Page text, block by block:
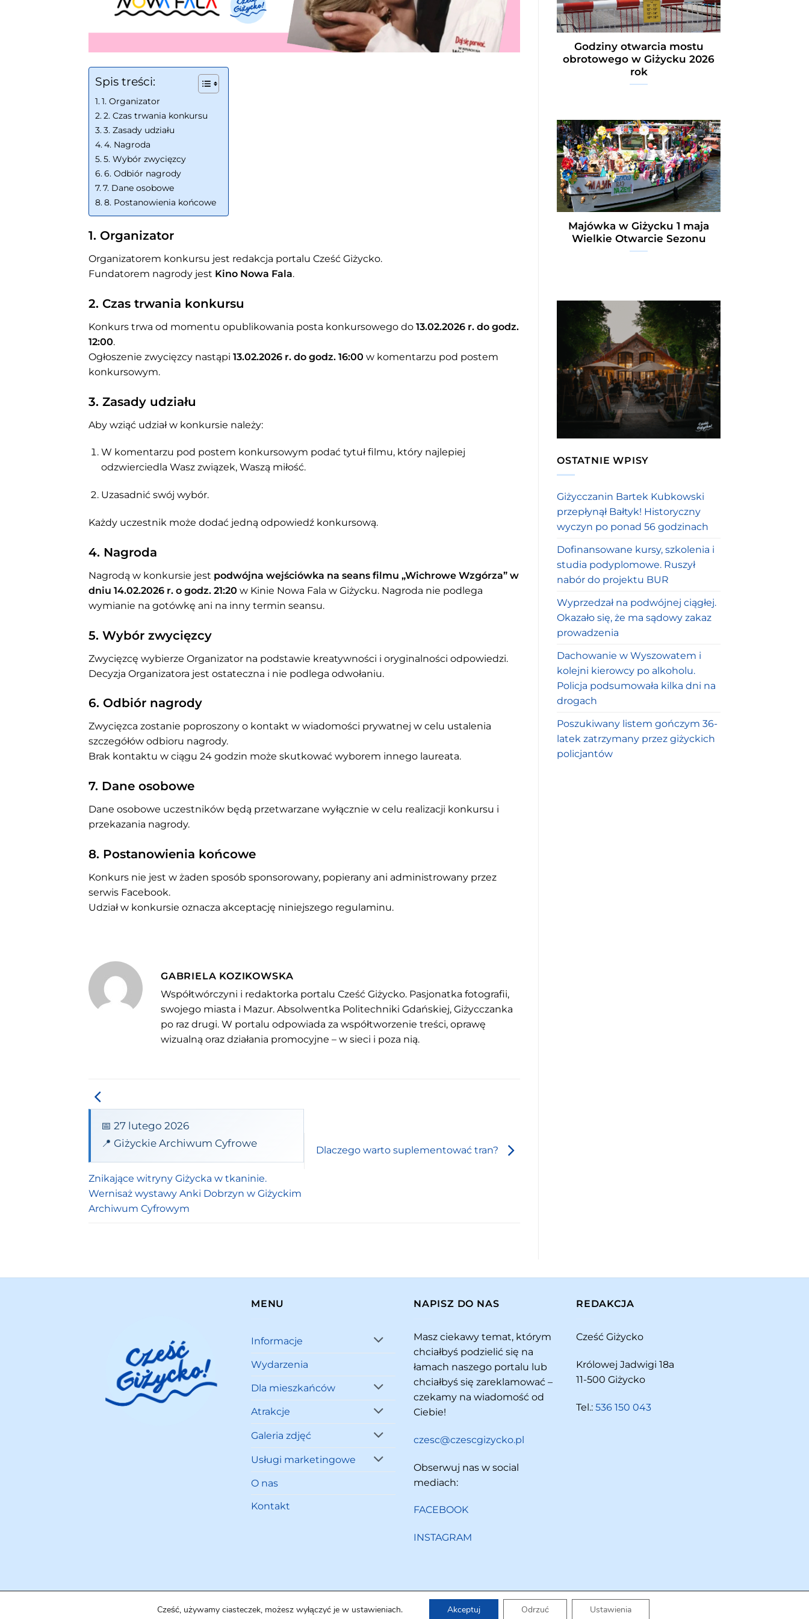
Spis treści:
1. Organizator
2. Czas trwania konkursu
3. Zasady udziału
4. Nagroda
5. Wybór zwycięzcy
6. Odbiór nagrody
7. Dane osobowe
8. Postanowienia końcowe
1. Organizator
Organizatorem konkursu jest redakcja portalu Cześć Giżycko.
Fundatorem nagrody jest Kino Nowa Fala.
2. Czas trwania konkursu
Konkurs trwa od momentu opublikowania posta konkursowego do 13.02.2026 r. do godz.
12:00.
Ogłoszenie zwycięzcy nastąpi 13.02.2026 r. do godz. 16:00 w komentarzu pod postem
konkursowym.
3. Zasady udziału
Aby wziąć udział w konkursie należy:
W komentarzu pod postem konkursowym podać tytuł filmu, który najlepiej
odzwierciedla Wasz związek, Waszą miłość.
Uzasadnić swój wybór.
Każdy uczestnik może dodać jedną odpowiedź konkursową.
4. Nagroda
Nagrodą w konkursie jest podwójna wejściówka na seans filmu „Wichrowe Wzgórza” w
dniu 14.02.2026 r. o godz. 21:20 w Kinie Nowa Fala w Giżycku. Nagroda nie podlega
wymianie na gotówkę ani na inny termin seansu.
5. Wybór zwycięzcy
Zwycięzcę wybierze Organizator na podstawie kreatywności i oryginalności odpowiedzi.
Decyzja Organizatora jest ostateczna i nie podlega odwołaniu.
6. Odbiór nagrody
Zwycięzca zostanie poproszony o kontakt w wiadomości prywatnej w celu ustalenia
szczegółów odbioru nagrody.
Brak kontaktu w ciągu 24 godzin może skutkować wyborem innego laureata.
7. Dane osobowe
Dane osobowe uczestników będą przetwarzane wyłącznie w celu realizacji konkursu i
przekazania nagrody.
8. Postanowienia końcowe
Konkurs nie jest w żaden sposób sponsorowany, popierany ani administrowany przez
serwis Facebook.
Udział w konkursie oznacza akceptację niniejszego regulaminu.
GABRIELA KOZIKOWSKA
Współtwórczyni i redaktorka portalu Cześć Giżycko. Pasjonatka fotografii,
swojego miasta i Mazur. Absolwentka Politechniki Gdańskiej, Giżycczanka
po raz drugi. W portalu odpowiada za współtworzenie treści, oprawę
wizualną oraz działania promocyjne – w sieci i poza nią.
📅 27 lutego 2026
📍 Giżyckie Archiwum Cyfrowe
Znikające witryny Giżycka w tkaninie.
Wernisaż wystawy Anki Dobrzyn w Giżyckim
Archiwum Cyfrowym
Dlaczego warto suplementować tran?
Godziny otwarcia mostu
obrotowego w Giżycku 2026
rok
Majówka w Giżycku 1 maja
Wielkie Otwarcie Sezonu
OSTATNIE WPISY
Giżycczanin Bartek Kubkowski
przepłynął Bałtyk! Historyczny
wyczyn po ponad 56 godzinach
Dofinansowane kursy, szkolenia i
studia podyplomowe. Ruszył
nabór do projektu BUR
Wyprzedzał na podwójnej ciągłej.
Okazało się, że ma sądowy zakaz
prowadzenia
Dachowanie w Wyszowatem i
kolejni kierowcy po alkoholu.
Policja podsumowała kilka dni na
drogach
Poszukiwany listem gończym 36-
latek zatrzymany przez giżyckich
policjantów
MENU
Informacje
Wydarzenia
Dla mieszkańców
Atrakcje
Galeria zdjęć
Usługi marketingowe
O nas
Kontakt
NAPISZ DO NAS
Masz ciekawy temat, którym
chciałbyś podzielić się na
łamach naszego portalu lub
chciałbyś się zareklamować –
czekamy na wiadomość od
Ciebie!
czesc@czescgizycko.pl
Obserwuj nas w social
mediach:
FACEBOOK
INSTAGRAM
REDAKCJA
Cześć Giżycko
Królowej Jadwigi 18a
11-500 Giżycko
Tel.: 536 150 043
Copyright 2026 © Cześć Giżycko
Cześć, używamy ciasteczek, możesz wyłączyć je w ustawieniach. Akceptuj Odrzuć Ustawienia